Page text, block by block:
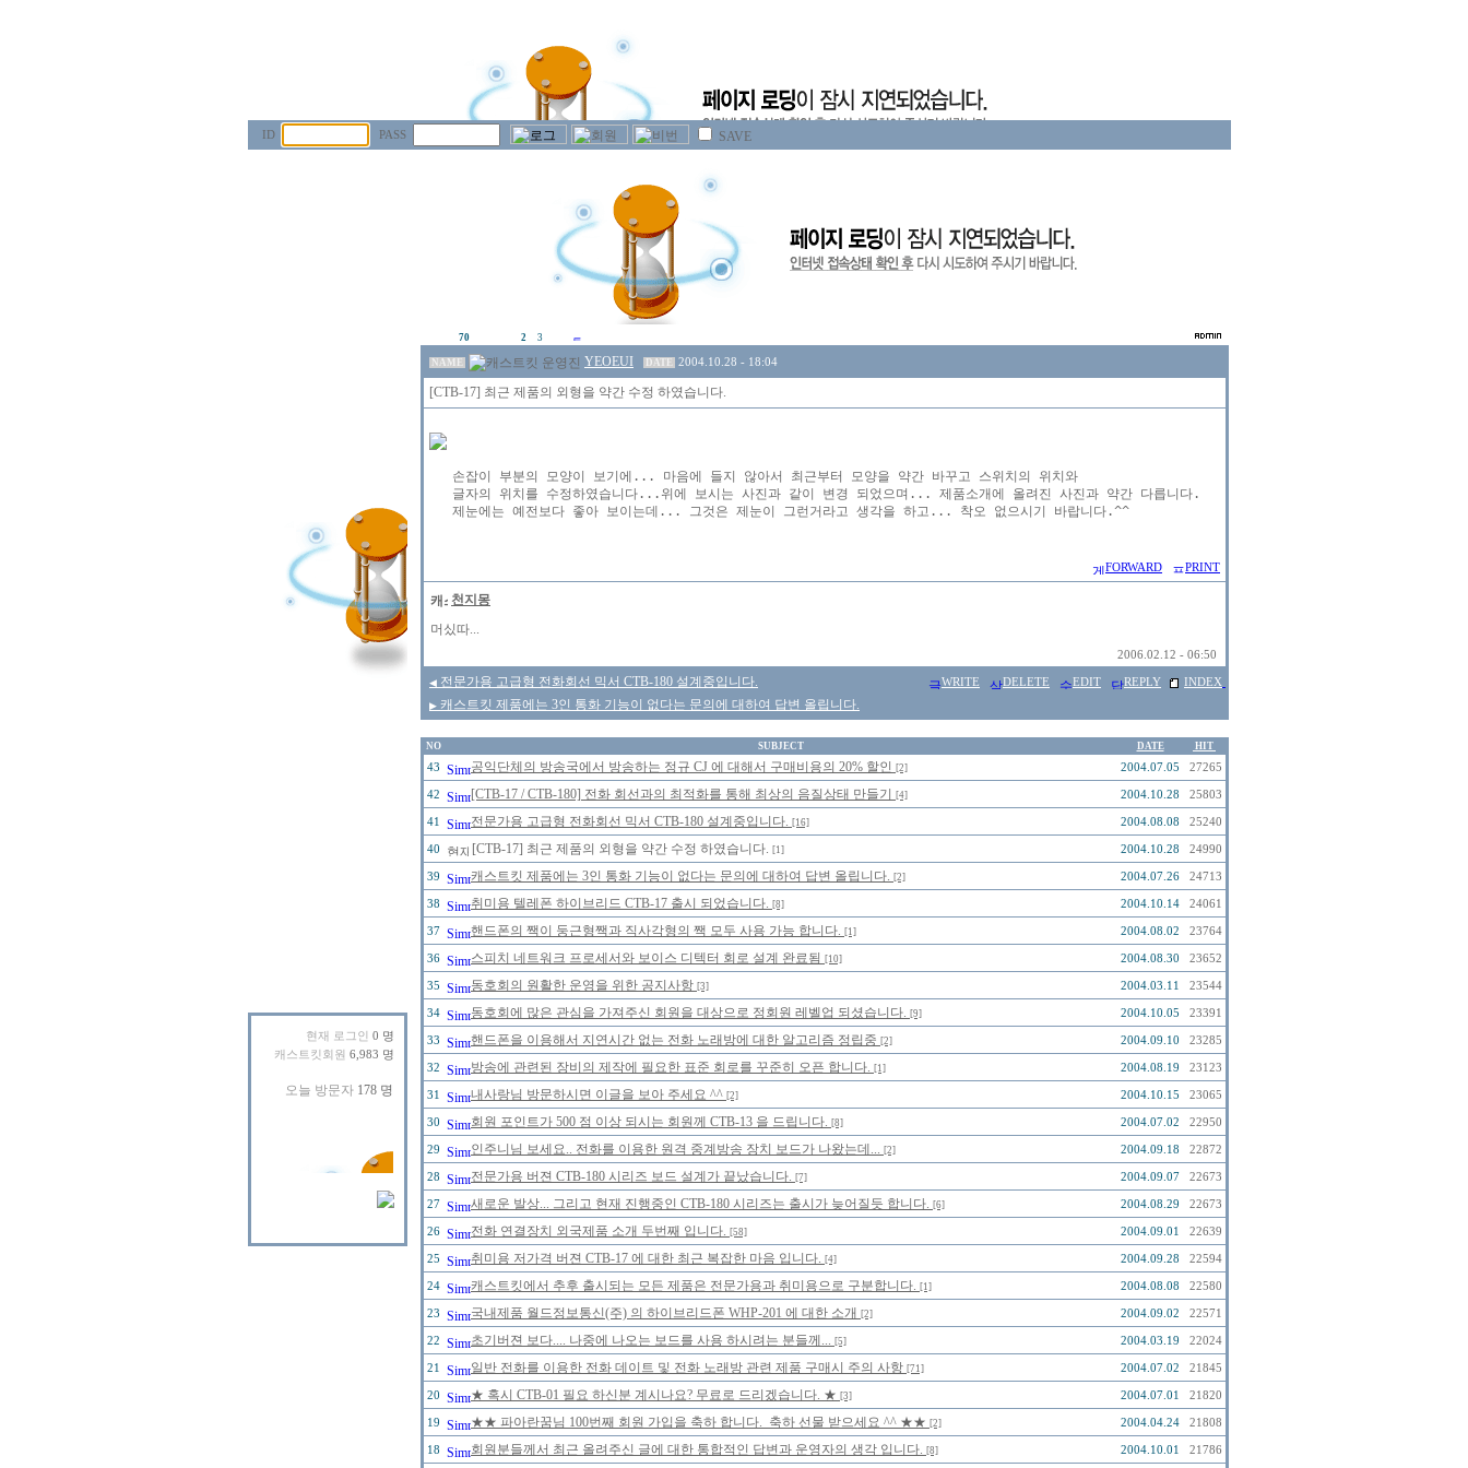
ID PASS SAVE
현재 로그인 0 명
캐스트킷회원 6,983 명
70 2 3
NAME YEOEUI DATE 2004.10.28 - 18:04
[CTB-17] 최근 제품의 외형을 약간 수정 하였습니다.
   손잡이 부분의 모양이 보기에... 마음에 들지 않아서 최근부터 모양을 약간 바꾸고 스위치의 위치와
   글자의 위치를 수정하였습니다...위에 보시는 사진과 같이 변경 되었으며... 제품소개에 올려진 사진과 약간 다릅니다.
   제눈에는 예전보다 좋아 보이는데... 그것은 제눈이 그런거라고 생각을 하고... 착오 없으시기 바랍니다.^^
FORWARD PRINT
천지몽
머싰따...
2006.02.12 - 06:50
◀ 전문가용 고급형 전화회선 믹서 CTB-180 설계중입니다.
▶ 캐스트킷 제품에는 3인 통화 기능이 없다는 문의에 대하여 답변 올립니다.
WRITE DELETE EDIT REPLY INDEX
NO SUBJECT DATE HIT
43 공익단체의 방송국에서 방송하는 정규 CJ 에 대해서 구매비용의 20% 할인 [2] 2004.07.05 27265
42 [CTB-17 / CTB-180] 전화 회선과의 최적화를 통해 최상의 음질상태 만들기 [4] 2004.10.28 25803
41 전문가용 고급형 전화회선 믹서 CTB-180 설계중입니다. [16] 2004.08.08 25240
40 [CTB-17] 최근 제품의 외형을 약간 수정 하였습니다. [1] 2004.10.28 24990
39 캐스트킷 제품에는 3인 통화 기능이 없다는 문의에 대하여 답변 올립니다. [2] 2004.07.26 24713
38 취미용 텔레폰 하이브리드 CTB-17 출시 되었습니다. [8] 2004.10.14 24061
37 핸드폰의 짹이 둥근형짹과 직사각형의 짹 모두 사용 가능 합니다. [1] 2004.08.02 23764
36 스피치 네트워크 프로세서와 보이스 디텍터 회로 설계 완료됨 [10] 2004.08.30 23652
35 동호회의 원활한 운영을 위한 공지사항 [3] 2004.03.11 23544
34 동호회에 많은 관심을 가져주신 회원을 대상으로 정회원 레벨업 되셨습니다. [9] 2004.10.05 23391
33 핸드폰을 이용해서 지연시간 없는 전화 노래방에 대한 알고리즘 정립중 [2] 2004.09.10 23285
32 방송에 관련된 장비의 제작에 필요한 표준 회로를 꾸준히 오픈 합니다. [1] 2004.08.19 23123
31 내사랑님 방문하시면 이글을 보아 주세요 ^^ [2] 2004.10.15 23065
30 회원 포인트가 500 점 이상 되시는 회원께 CTB-13 을 드립니다. [8] 2004.07.02 22950
29 인주니님 보세요.. 전화를 이용한 원격 중계방송 장치 보드가 나왔는데... [2] 2004.09.18 22872
28 전문가용 버젼 CTB-180 시리즈 보드 설계가 끝났습니다. [7] 2004.09.07 22673
27 새로운 발상... 그리고 현재 진행중인 CTB-180 시리즈는 출시가 늦어질듯 합니다. [6] 2004.08.29 22673
26 전화 연결장치 외국제품 소개 두번째 입니다. [58] 2004.09.01 22639
25 취미용 저가격 버젼 CTB-17 에 대한 최근 복잡한 마음 입니다. [4] 2004.09.28 22594
24 캐스트킷에서 추후 출시되는 모든 제품은 전문가용과 취미용으로 구분합니다. [1] 2004.08.08 22580
23 국내제품 월드정보통신(주) 의 하이브리드폰 WHP-201 에 대한 소개 [2] 2004.09.02 22571
22 초기버젼 보다.... 나중에 나오는 보드를 사용 하시려는 분들께... [5] 2004.03.19 22024
21 일반 전화를 이용한 전화 데이트 및 전화 노래방 관련 제품 구매시 주의 사항 [71] 2004.07.02 21845
20 ★ 혹시 CTB-01 필요 하신분 계시나요? 무료로 드리겠습니다. ★ [3] 2004.07.01 21820
19 ★★ 파아란꿈님 100번째 회원 가입을 축하 합니다. 축하 선물 받으세요 ^^ ★★ [2] 2004.04.24 21808
18 회원분들께서 최근 올려주신 글에 대한 통합적인 답변과 운영자의 생각 입니다. [8] 2004.10.01 21786